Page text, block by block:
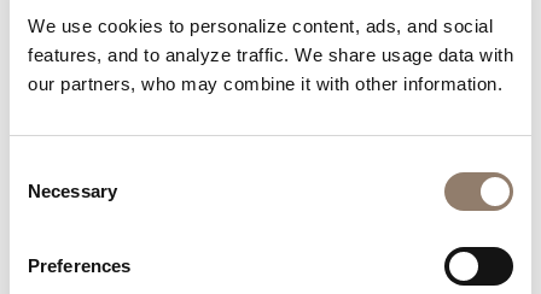
We use cookies to personalize content, ads, and social
features, and to analyze traffic. We share usage data with
our partners, who may combine it with other information.
Selection
Necessary
Preferences
salvaguardarte de posibles daños, es aconsejable
llevar guantes protectores cuando realices tareas
de limpieza o tareas en las que intervengan dichas
hacerlas más propensas a las infecciones. Intenta
evitar mordértelas utilizando un tratamiento para